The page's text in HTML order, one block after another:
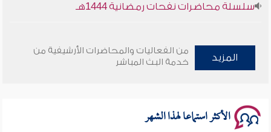
وأمنهم من خوف 9
المزيد
من الفعاليات والمحاضرات الأرشيفية من
خدمة البث المباشر
الأكثر استماعا لهذا الشهر